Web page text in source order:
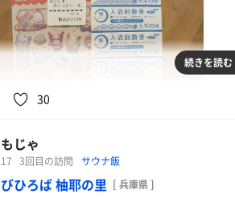
続きを読む
30
じゃ
3回目の訪問 サウナ飯
ひろば 柚耶の里 [ 兵庫県 ]